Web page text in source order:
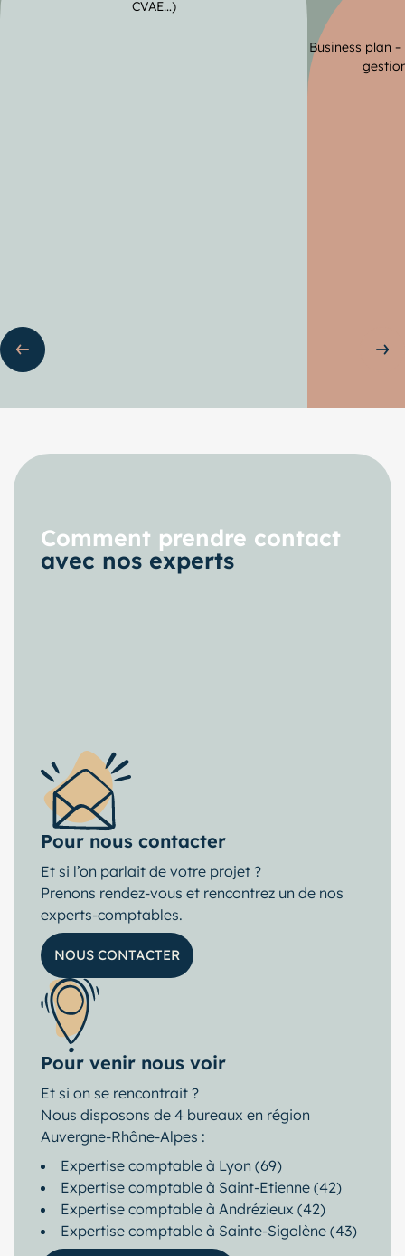
CVAE…)
Business plan
Comment prendre contact
avec nos experts
Pour nous contacter
Et si l’on parlait de votre projet ?
Prenons rendez-vous et rencontrez un de nos
experts-comptables.
NOUS CONTACTER
Pour venir nous voir
Et si on se rencontrait ?
Nous disposons de 4 bureaux en région
Auvergne-Rhône-Alpes :
Expertise comptable à Lyon (69)
Expertise comptable à Saint-Etienne (42)
Expertise comptable à Andrézieux (42)
Expertise comptable à Sainte-Sigolène (43)